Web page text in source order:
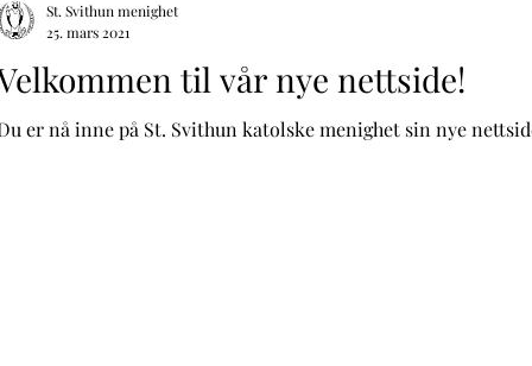
til vår nye nettside!
er nå inne på St. Svithun katolske menighet sin nye
St. Svithun menighet
25. mars 2021